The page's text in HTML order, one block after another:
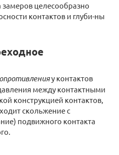
целесообразно
контактов и глуби-ны
у контактов
между контактными
конструкцией контактов,
скольжение с
подвижного контакта